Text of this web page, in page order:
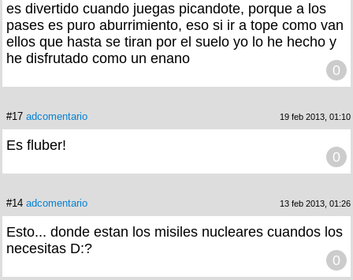
es divertido cuando juegas picandote, porque a los
pases es puro aburrimiento, eso si ir a tope como van
ellos que hasta se tiran por el suelo yo lo he hecho y
he disfrutado como un enano
0
#17 adcomentario 19 feb 2013, 01:10
Es fluber!
0
#14 adcomentario 13 feb 2013, 01:26
Esto... donde estan los misiles nucleares cuandos los
necesitas D:?
0